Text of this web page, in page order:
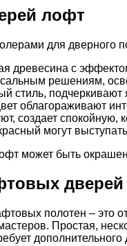
лофт
для дверного
древесина с
решениям,
стиль, подчеркивают
облагораживают
создает
могут
может быть
дверей
полотен – это
Простая,